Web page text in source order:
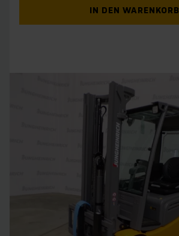
IN DEN WARENKORB